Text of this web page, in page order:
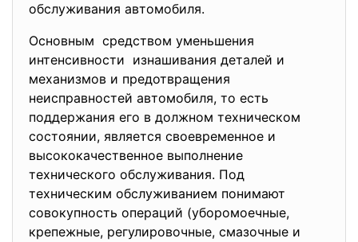
обслуживания автомобиля.
Основным средством уменьшения
интенсивности изнашивания деталей и
механизмов и предотвращения
неисправностей автомобиля, то есть
поддержания его в должном техническом
состоянии, является своевременное и
высококачественное выполнение
технического обслуживания. Под
техническим обслуживанием понимают
совокупность операций (уборомоечные,
крепежные, регулировочные, смазочные и